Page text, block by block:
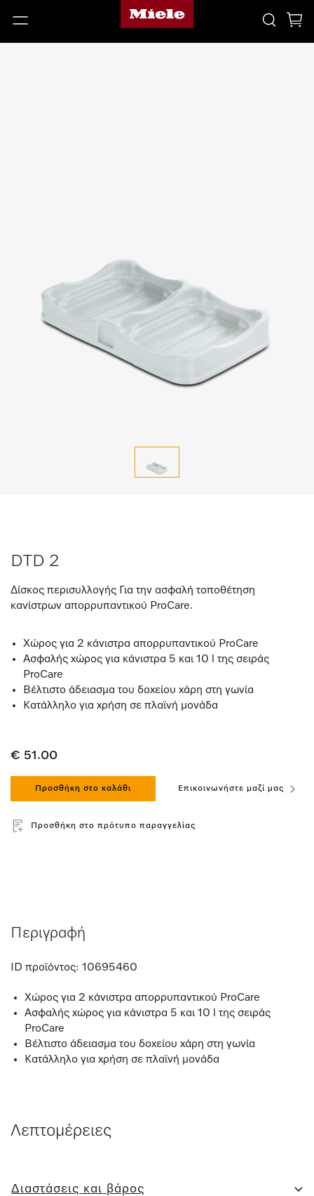
DTD 2
Δίσκος περισυλλογής Για την ασφαλή τοποθέτηση
κανίστρων απορρυπαντικού ProCare.
Χώρος για 2 κάνιστρα απορρυπαντικού ProCare
Ασφαλής χώρος για κάνιστρα 5 και 10 l της σειράς
ProCare
Βέλτιστο άδειασμα του δοχείου χάρη στη γωνία
Κατάλληλο για χρήση σε πλαϊνή μονάδα
€ 51.00
Προσθήκη στο καλάθι Επικοινωνήστε μαζί μας
Προσθήκη στο πρότυπο παραγγελίας
Περιγραφή
ID προϊόντος: 10695460
Χώρος για 2 κάνιστρα απορρυπαντικού ProCare
Ασφαλής χώρος για κάνιστρα 5 και 10 l της σειράς
ProCare
Βέλτιστο άδειασμα του δοχείου χάρη στη γωνία
Κατάλληλο για χρήση σε πλαϊνή μονάδα
Λεπτομέρειες
Διαστάσεις και βάρος